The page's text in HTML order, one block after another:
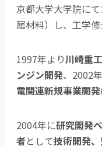
京都大学大学院に
属材料）し、工学修
1997年より川崎重
ンジン開発、2002
電関連新規事業開発
2004年に研究開発
者として技術開発